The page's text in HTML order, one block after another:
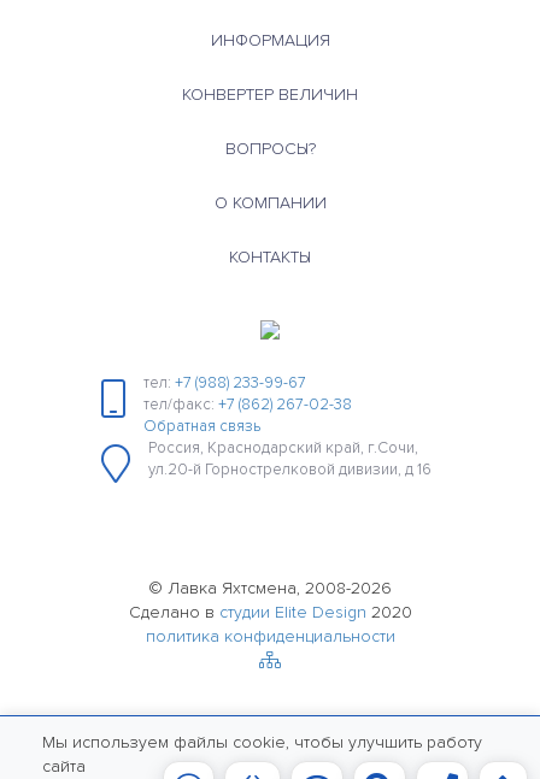
ИНФОРМАЦИЯ
КОНВЕРТЕР ВЕЛИЧИН
ВОПРОСЫ?
О КОМПАНИИ
КОНТАКТЫ
тел: +7 (988) 233-99-67
тел/факс: +7 (862) 267-02-38
Обратная связь
Россия, Краснодарский край, г.Сочи,
ул.20-й Горнострелковой дивизии, д 16
© Лавка Яхтсмена, 2008-2026
Сделано в студии Elite Design 2020
политика конфиденциальности
Мы используем файлы cookie, чтобы улучшить работу
сайта